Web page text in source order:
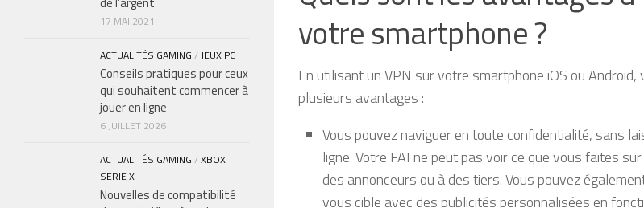
votre smartphone ?
En utilisant un VPN sur votre smartphone iOS ou Android,
plusieurs avantages :
Vous pouvez naviguer en toute confidentialité, sans
ligne. Votre FAI ne peut pas voir ce que vous faites
des annonceurs ou à des tiers. Vous pouvez
vous cible avec des publicités personnalisées en
17 MAI 2021
ACTUALITÉS GAMING /JEUX PC
Conseils pratiques pour ceux
qui souhaitent commencer à
jouer en ligne
6 JUILLET 2026
ACTUALITÉS GAMING /XBOX
SERIE X
Nouvelles de compatibilité